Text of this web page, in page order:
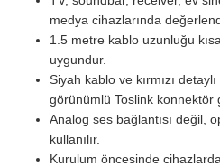
medya cihazlarında
1.5 metre kablo uzunluğu
uygundur.
Siyah kablo ve kırmızı
görünümlü Toslink konnektör
Analog ses bağlantısı değil,
kullanılır.
Kurulum öncesinde